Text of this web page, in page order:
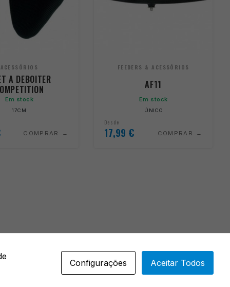
ACESSÓRIOS
A DEBOITER
Em stock
17CM
COMPRAR
FEEDERS & ACESSÓRIOS
AF11
Em stock
ÚNICO
Desde
17,99 € COMPRAR
Configurações Aceitar Todos